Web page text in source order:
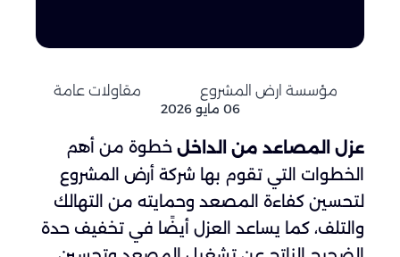
مؤسسة ارض المشروع مقاولات عامة
06 مايو 2026
عزل المصاعد من الداخل خطوة من أهم
الخطوات التي تقوم بها شركة أرض المشروع
لتحسين كفاءة المصعد وحمايته من التهالك
والتلف، كما يساعد العزل أيضًا في تخفيف حدة